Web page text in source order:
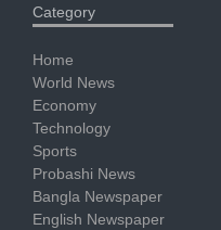
Category
Home
World News
Economy
Technology
Sports
Probashi News
Bangla Newspaper
English Newspaper